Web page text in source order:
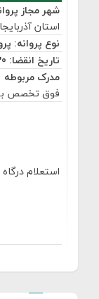
شهر مجاز
استان
نوع پروانه:
تاریخ انقضا: 1405/10/30
مدرک مربوطه
فوق تخصص
استعلام